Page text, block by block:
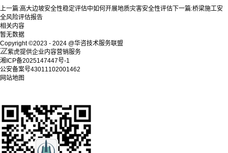
上一篇:高大边坡安全性稳定评估中如何开展地质灾害安全性评估 下一篇:桥梁施工安
全风险评估报告
相关内容
暂无数据
Copyright ©2023 - 2024 @华咨技术服务联盟
紫虎提供企业内容营销服务
湘ICP备2025147447号-1
公安备案号43011102001462
网站地图